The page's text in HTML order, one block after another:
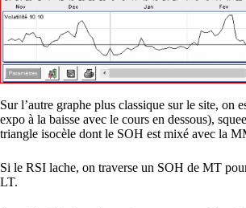
Sur l’autre graphe plus classique sur le site, on
expo à la baisse avec le cours en dessous),
triangle isocèle dont le SOH est mixé avec la
Si le RSI lache, on traverse un SOH de MT
LT.